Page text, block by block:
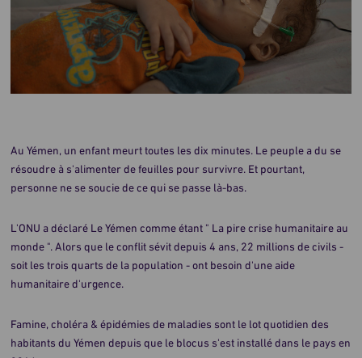
Au Yémen, un enfant meurt toutes les dix minutes. Le peuple a du se
résoudre à s'alimenter de feuilles pour survivre. Et pourtant,
personne ne se soucie de ce qui se passe là-bas.
L'ONU a déclaré Le Yémen comme étant " La pire crise humanitaire au
monde ". Alors que le conflit sévit depuis 4 ans, 22 millions de civils -
soit les trois quarts de la population - ont besoin d'une aide
humanitaire d'urgence.
Famine, choléra & épidémies de maladies sont le lot quotidien des
habitants du Yémen depuis que le blocus s'est installé dans le pays en